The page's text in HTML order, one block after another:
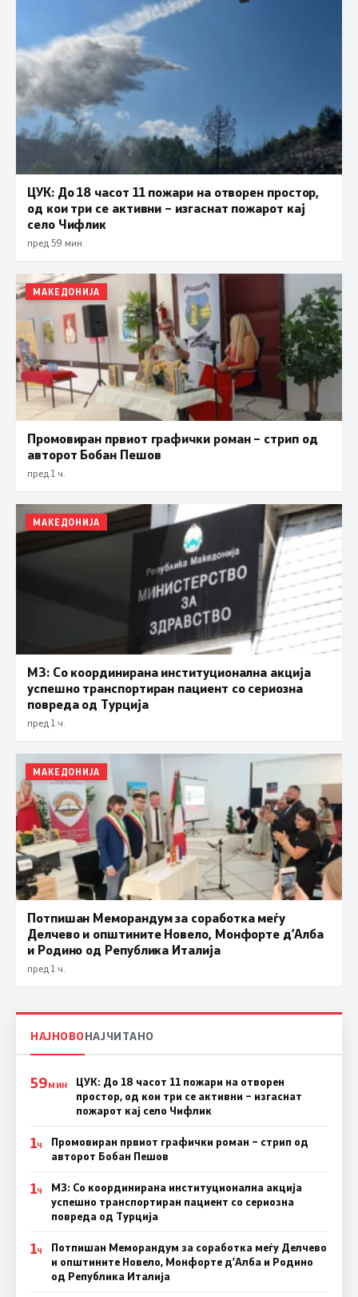
ЦУК: До 18 часот 11 пожари на отворен простор,
од кои три се активни – изгаснат пожарот кај
село Чифлик
пред 59 мин.
МАКЕДОНИЈА
Промовиран првиот графички роман – стрип од
авторот Бобан Пешов
пред 1 ч.
МАКЕДОНИЈА
МЗ: Со координирана институционална акција
успешно транспортиран пациент со сериозна
повреда од Турција
пред 1 ч.
МАКЕДОНИЈА
Потпишан Меморандум за соработка меѓу
Делчево и општините Новело, Монфорте д’Алба
и Родино од Република Италија
пред 1 ч.
НАЈНОВОНАЈЧИТАНО
59МИН
ЦУК: До 18 часот 11 пожари на отворен
простор, од кои три се активни – изгаснат
пожарот кај село Чифлик
1Ч
Промовиран првиот графички роман – стрип од
авторот Бобан Пешов
1Ч
МЗ: Со координирана институционална акција
успешно транспортиран пациент со сериозна
повреда од Турција
1Ч
Потпишан Меморандум за соработка меѓу Делчево
и општините Новело, Монфорте д’Алба и Родино
од Република Италија